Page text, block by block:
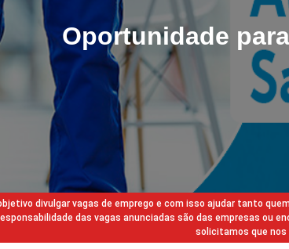
Oportunidade
divulgar vagas de emprego e com isso ajudar tanto
das vagas anunciadas são das empresas ou
solicitamos que